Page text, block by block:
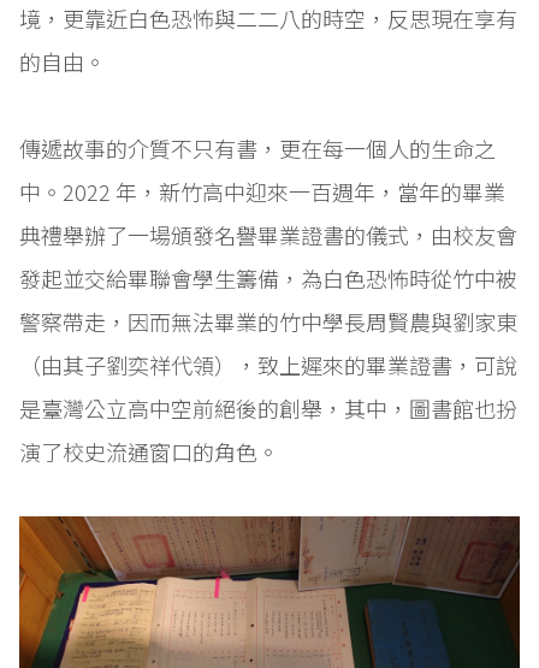
境，更靠近白色恐怖與二二八的時空，反思現在享有
的自由。
傳遞故事的介質不只有書，更在每一個人的生命之
中。2022 年，新竹高中迎來一百週年，當年的畢業
典禮舉辦了一場頒發名譽畢業證書的儀式，由校友會
發起並交給畢聯會學生籌備，為白色恐怖時從竹中被
警察帶走，因而無法畢業的竹中學長周賢農與劉家東
（由其子劉奕祥代領），致上遲來的畢業證書，可說
是臺灣公立高中空前絕後的創舉，其中，圖書館也扮
演了校史流通窗口的角色。